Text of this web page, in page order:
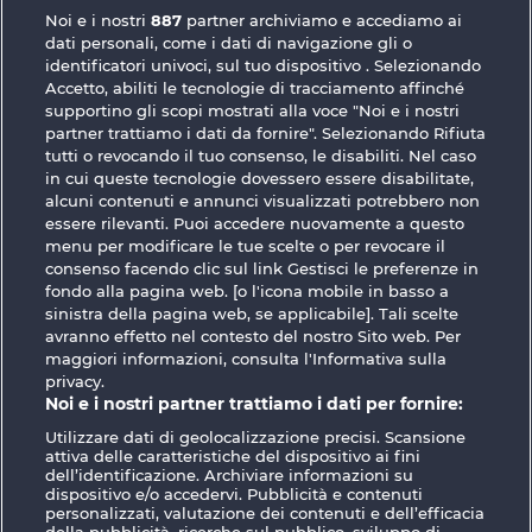
40 Sevens Maaax Diamonds
Termini e condizioni
Informativa sulla privacy Note legali
Società Facebook
Invia richiesta di recesso
Noi e i nostri887 partner archiviamo e accediamo ai
dati personali, come i dati di navigazione gli o
identificatori univoci, sul tuo dispositivo . Selezionando
Accetto, abiliti le tecnologie di tracciamento affinché
supportino gli scopi mostrati alla voce "Noi e i nostri
partner trattiamo i dati da fornire". Selezionando Rifiuta
tutti o revocando il tuo consenso, le disabiliti. Nel caso
in cui queste tecnologie dovessero essere disabilitate,
alcuni contenuti e annunci visualizzati potrebbero non
essere rilevanti. Puoi accedere nuovamente a questo
menu per modificare le tue scelte o per revocare il
consenso facendo clic sul link Gestisci le preferenze in
fondo alla pagina web. [o l'icona mobile in basso a
sinistra della pagina web, se applicabile]. Tali scelte
avranno effetto nel contesto del nostro Sito web. Per
maggiori informazioni, consulta l'Informativa sulla
privacy.
Noi e i nostri partner trattiamo i dati per fornire:
Utilizzare dati di geolocalizzazione precisi. Scansione
attiva delle caratteristiche del dispositivo ai fini
dell’identificazione. Archiviare informazioni su
dispositivo e/o accedervi. Pubblicità e contenuti
personalizzati, valutazione dei contenuti e dell’efficacia